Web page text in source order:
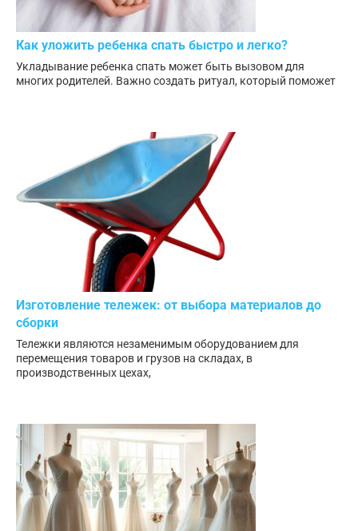
Как уложить ребенка спать быстро и легко?
Укладывание ребенка спать может быть вызовом для
многих родителей. Важно создать ритуал, который поможет
Изготовление тележек: от выбора материалов до
сборки
Тележки являются незаменимым оборудованием для
перемещения товаров и грузов на складах, в
производственных цехах,